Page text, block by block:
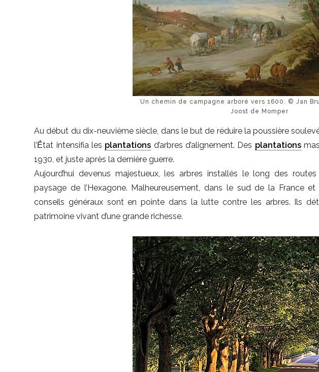
Un chemin de campagne arboré vers 1600. © Jan
Joost de Momper
Au début du dix-neuvième siècle, dans le but de réduire la poussière
l’É́tat intensifia les plantations d’arbres d’alignement. Des plantations
1930, et juste après la dernière guerre.
Aujourd’hui devenus majestueux, les arbres installés le long des
paysage de l’Hexagone. Malheureusement, dans le sud de la France
conseils généraux sont en pointe dans la lutte contre les arbres. Ils
patrimoine vivant d’une grande richesse.